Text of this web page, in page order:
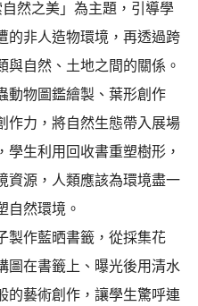
然之美」為主題，引導學
的非人造物環境，再透過跨
與自然、土地之間的關係。
動物圖鑑繪製、葉形創作
作力，將自然生態帶入展場
學生利用回收書重塑樹形，
資源，人類應該為環境盡一
自然環境。
製作藍晒書籤，從採集花
圖在書籤上、曝光後用清水
的藝術創作，讓學生驚呼連